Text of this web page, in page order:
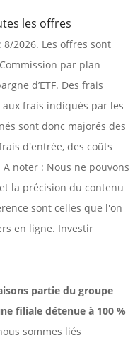
les offres
8/2026. Les offres sont
par plan
d’ETF. Des frais
frais indiqués par les
sont donc majorés des
d'entrée, des coûts
noter : Nous ne pouvons
la précision du contenu
sont celles que l'on
en ligne. Investir
partie du groupe
filiale détenue à 100 %
sommes liés